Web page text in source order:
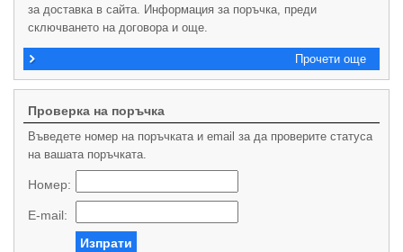
за доставка в сайта. Информация за поръчка, преди
сключването на договора и още.
Прочети още
Проверка на поръчка
Въведете номер на поръчката и email за да проверите статуса
на вашата поръчката.
Номер:
E-mail:
Изпрати